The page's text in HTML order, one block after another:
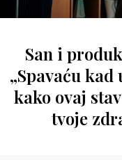
San i
„Spavaću kad
kako ovaj
tvoje